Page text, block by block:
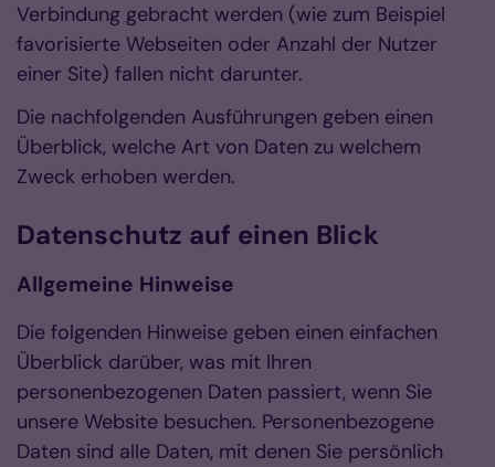
Verbindung gebracht werden (wie zum Beispiel
favorisierte Webseiten oder Anzahl der Nutzer
einer Site) fallen nicht darunter.
Die nachfolgenden Ausführungen geben einen
Überblick, welche Art von Daten zu welchem
Zweck erhoben werden.
Datenschutz auf einen Blick
Allgemeine Hinweise
Die folgenden Hinweise geben einen einfachen
Überblick darüber, was mit Ihren
personenbezogenen Daten passiert, wenn Sie
unsere Website besuchen. Personenbezogene
Daten sind alle Daten, mit denen Sie persönlich